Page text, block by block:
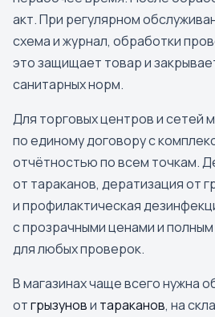
акт. При регулярном
схема и журнал, обработки
это защищает товар и
санитарных норм.
Для торговых центров и сетей
по единому договору с
отчётностью по всем точкам.
от тараканов, дератизация от
и профилактическая
с прозрачными ценами и
для любых проверок.
В магазинах чаще всего нужна
отгрызунови тараканов, на